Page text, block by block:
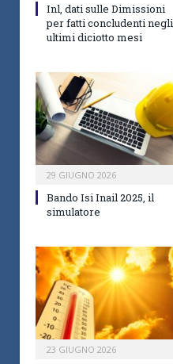
Inl, dati sulle Dimissioni
per fatti concludenti negli
ultimi diciotto mesi
29 GIUGNO 2026
Bando Isi Inail 2025, il
simulatore
23 GIUGNO 2026